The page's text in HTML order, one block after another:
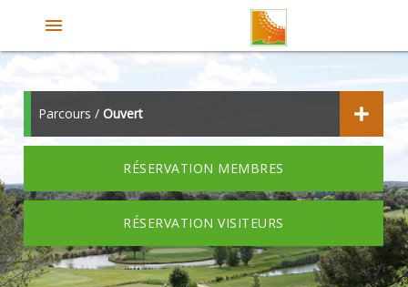
menu
Parcours / Ouvert
RÉSERVATION MEMBRES
RÉSERVATION VISITEURS